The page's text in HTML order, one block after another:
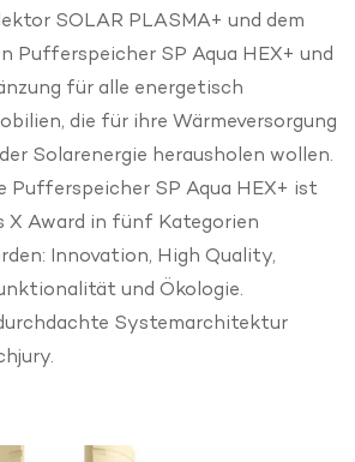
SOLAR PLASMA+ und dem
Pufferspeicher SP Aqua HEX+ und
für alle energetisch
die für ihre Wärmeversorgung
Solarenergie herausholen wollen.
Pufferspeicher SP Aqua HEX+ ist
X Award in fünf Kategorien
Innovation, High Quality,
und Ökologie.
Systemarchitektur